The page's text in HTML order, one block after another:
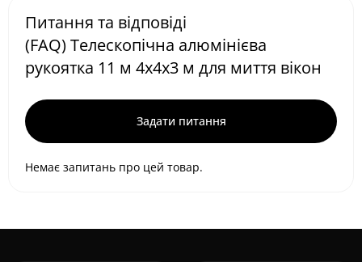
Питання та відповіді
(FAQ) Телескопічна алюмінієва
рукоятка 11 м 4х4х3 м для миття вікон
Задати питання
Немає запитань про цей товар.